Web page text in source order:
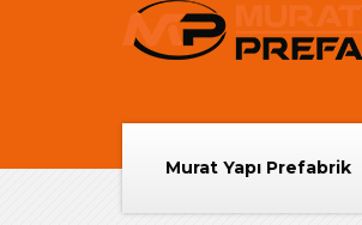
Murat Yapı Prefabrik